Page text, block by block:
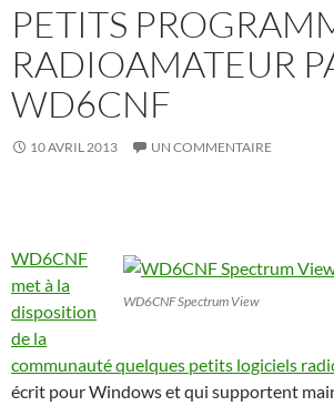
PETITS
RADIOAMATEUR
WD6CNF
10 AVRIL 2013 UN COMMENTAIRE
WD6CNF Spectrum View
WD6CNF
met à la
disposition
de la
communauté quelques petits logiciels
écrit pour Windows et qui supportent